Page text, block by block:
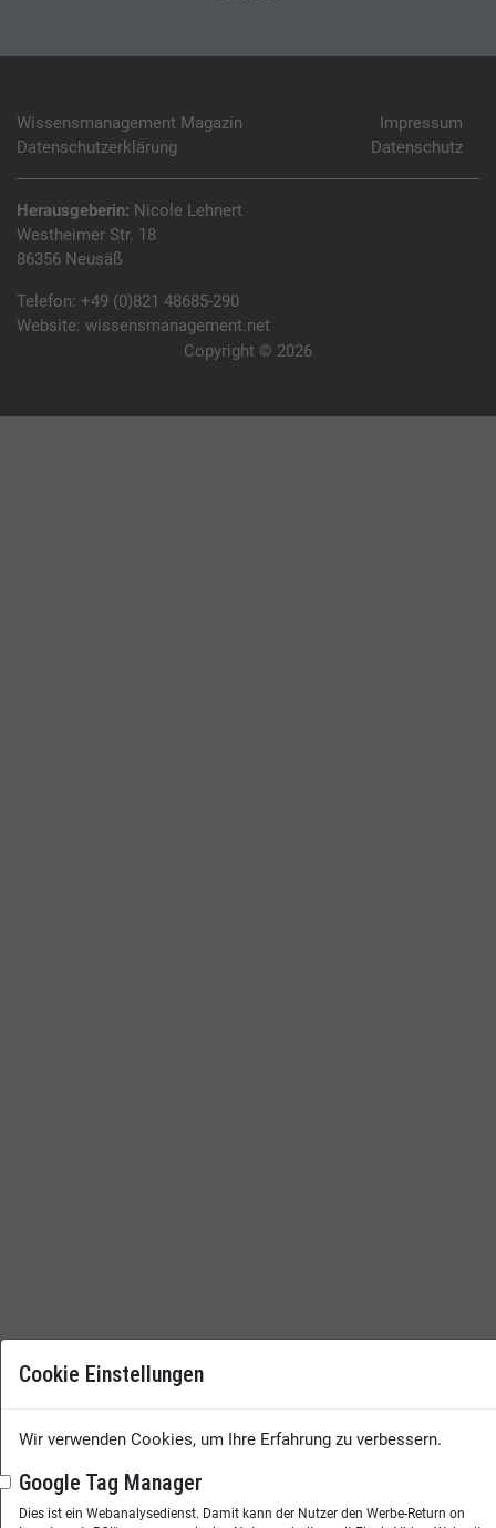
Wissensmanagement Magazin
Impressum
Datenschutzerklärung
Datenschutz
Herausgeberin: Nicole Lehnert
Westheimer Str. 18
86356 Neusäß
Telefon: +49 (0)821 48685-290
Website: wissensmanagement.net
Copyright © 2026
Cookie Einstellungen
Wir verwenden Cookies, um Ihre Erfahrung zu verbessern.
Google Tag Manager
Dies ist ein Webanalysedienst. Damit kann der Nutzer den Werbe-Return on